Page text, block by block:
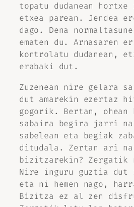
topatu dudanean
etxea parean. Jendea
dago. Dena
ematen du. Arnasaren
kontrolatu dudanean,
erabaki dut.
Zuzenean nire gelara
dut amarekin ezertaz
gogorik. Bertan, ohean
sabaira begira jarri
sabelean eta begiak
ditudala. Zertan ari
bizitzarekin? Zergatik
Nire inguru guztia dut
eta ni hemen nago,
Bizitza ez al zen